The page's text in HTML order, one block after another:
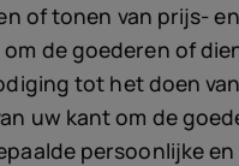
of tonen van prijs-
de goederen of
tot het doen
uw kant om de
persoonlijke